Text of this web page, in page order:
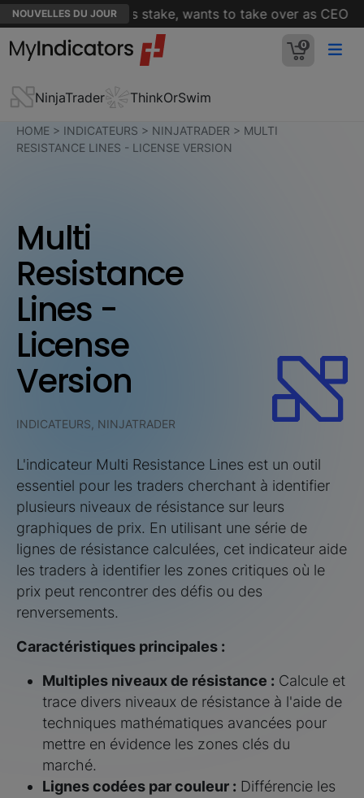
NOUVELLES DU JOUR
builds Celsius stake, wants to take over as CEO
0
NinjaTrader ThinkOrSwim
HOME > INDICATEURS > NINJATRADER > MULTI
RESISTANCE LINES - LICENSE VERSION
Multi
Resistance
Lines -
License
Version
INDICATEURS, NINJATRADER
L'indicateur Multi Resistance Lines est un outil
essentiel pour les traders cherchant à identifier
plusieurs niveaux de résistance sur leurs
graphiques de prix. En utilisant une série de
lignes de résistance calculées, cet indicateur aide
les traders à identifier les zones critiques où le
prix peut rencontrer des défis ou des
renversements.
Caractéristiques principales :
Multiples niveaux de résistance : Calcule et
trace divers niveaux de résistance à l'aide de
techniques mathématiques avancées pour
mettre en évidence les zones clés du
marché.
Lignes codées par couleur : Différencie les